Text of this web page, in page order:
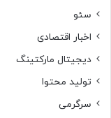
سئو
اخبار اقتصادی
دیجیتال مارکتینگ
تولید محتوا
سرگرمی